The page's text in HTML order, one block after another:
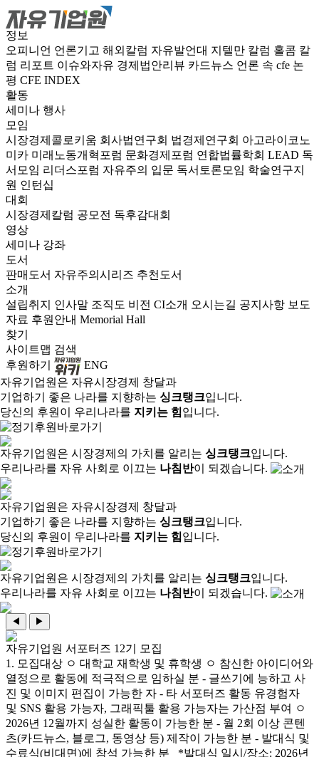
정보
오피니언 언론기고 해외칼럼 자유발언대 지텔만 칼럼 홀콤 칼
럼 리포트 이슈와자유 경제법안리뷰 카드뉴스 언론 속 cfe 논
평 CFE INDEX
활동
세미나 행사
모임
시장경제콜로키움 회사법연구회 법경제연구회 아고라이코노
미카 미래노동개혁포럼 문화경제포럼 연합법률학회 LEAD 독
서모임 리더스포럼 자유주의 입문 독서토론모임 학술연구지
원 인턴십
대회
시장경제칼럼 공모전 독후감대회
영상
세미나 강좌
도서
판매도서 자유주의시리즈 추천도서
소개
설립취지 인사말 조직도 비전 CI소개 오시는길 공지사항 보도
자료 후원안내 Memorial Hall
찾기
사이트맵 검색
후원하기
ENG
자유기업원은 자유시장경제 창달과
기업하기 좋은 나라를 지향하는 싱크탱크입니다.
당신의 후원이 우리나라를 지키는 힘입니다.
자유기업원은 시장경제의 가치를 알리는 싱크탱크입니다.
우리나라를 자유 사회로 이끄는 나침반이 되겠습니다.
자유기업원은 자유시장경제 창달과
기업하기 좋은 나라를 지향하는 싱크탱크입니다.
당신의 후원이 우리나라를 지키는 힘입니다.
자유기업원은 시장경제의 가치를 알리는 싱크탱크입니다.
우리나라를 자유 사회로 이끄는 나침반이 되겠습니다.
◀ ▶
자유기업원 서포터즈 12기 모집
1. 모집대상 ㅇ 대학교 재학생 및 휴학생 ㅇ 참신한 아이디어와
열정으로 활동에 적극적으로 임하실 분 - 글쓰기에 능하고 사
진 및 이미지 편집이 가능한 자 - 타 서포터즈 활동 유경험자
및 SNS 활용 가능자, 그래픽툴 활용 가능자는 가산점 부여 ㅇ
2026년 12월까지 성실한 활동이 가능한 분 - 월 2회 이상 콘텐
츠(카드뉴스, 블로그, 동영상 등) 제작이 가능한 분 - 발대식 및
수료식(비대면)에 참석 가능한 분 *발대식 일시/장소: 2026년